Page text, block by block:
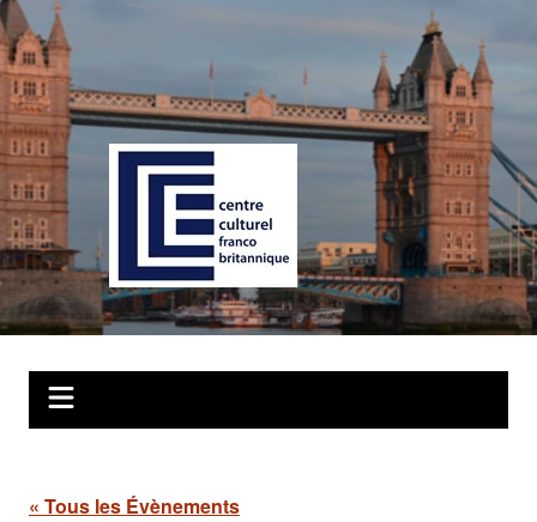
Aller
au
contenu
« Tous les Évènements